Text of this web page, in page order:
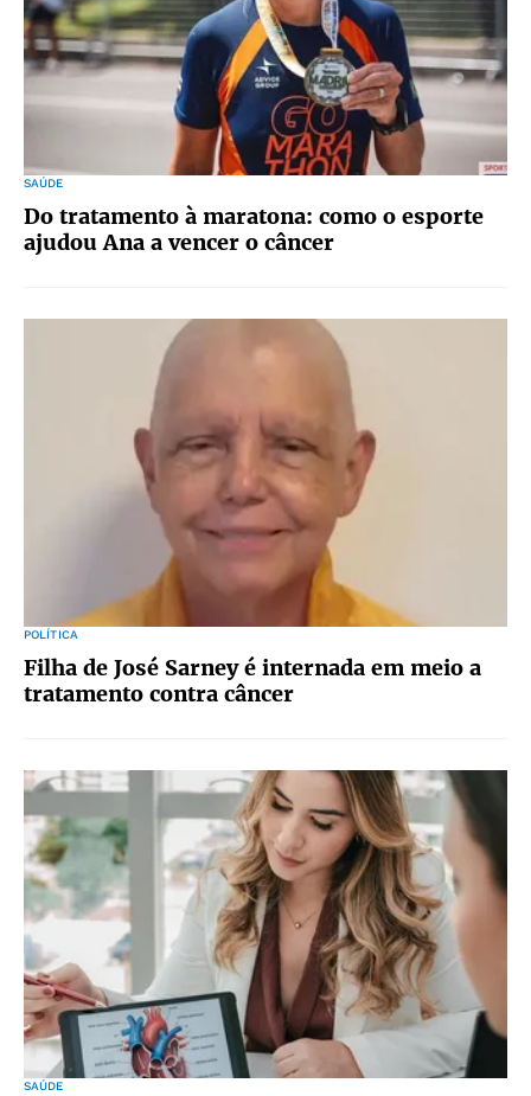
SAÚDE
Do tratamento à maratona: como o esporte
ajudou Ana a vencer o câncer
POLÍTICA
Filha de José Sarney é internada em meio a
tratamento contra câncer
SAÚDE